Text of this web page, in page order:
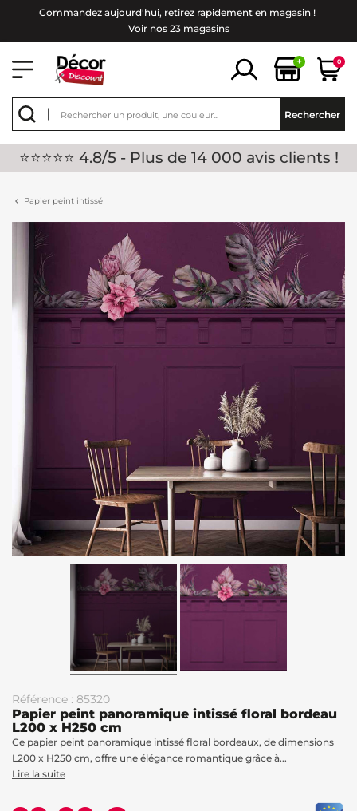
Commandez aujourd'hui, retirez rapidement en magasin !
Voir nos 23 magasins
+ 0
Rechercher
⭐⭐⭐⭐⭐ 4.8/5 - Plus de 14 000 avis clients !
Papier peint intissé
Référence : 85320
Papier peint panoramique intissé floral bordeau
L200 x H250 cm
Ce papier peint panoramique intissé floral bordeaux, de dimensions
L200 x H250 cm, offre une élégance romantique grâce à...
Lire la suite